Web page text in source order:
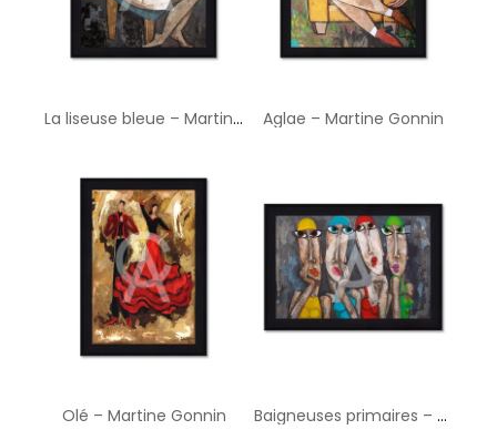
La liseuse bleue – Martine Gonnin Aglae – Martine Gonnin
Olé – Martine Gonnin Baigneuses primaires – Martine Gonnin